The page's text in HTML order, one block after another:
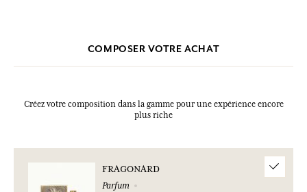
COMPOSER VOTRE ACHAT
Créez votre composition dans la gamme pour une expérience encore
plus riche
FRAGONARD
Parfum